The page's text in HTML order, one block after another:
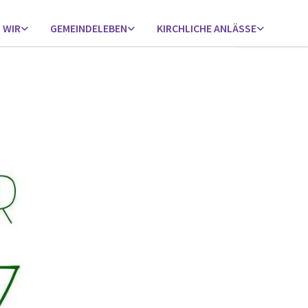
WIR GEMEINDELEBEN KIRCHLICHE ANLÄSSE